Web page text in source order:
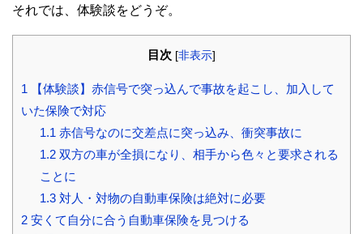
それでは、体験談をどうぞ。
目次 [非表示]
1 【体験談】赤信号で突っ込んで事故を起こし、加入して
いた保険で対応
1.1 赤信号なのに交差点に突っ込み、衝突事故に
1.2双方の車が全損になり、相手から色々と要求される
ことに
1.3対人・対物の自動車保険は絶対に必要
2 安くて自分に合う自動車保険を見つける